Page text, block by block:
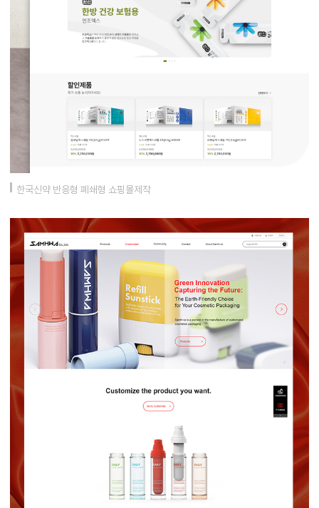
한국신약 반응형 폐쇄형 쇼핑몰제작